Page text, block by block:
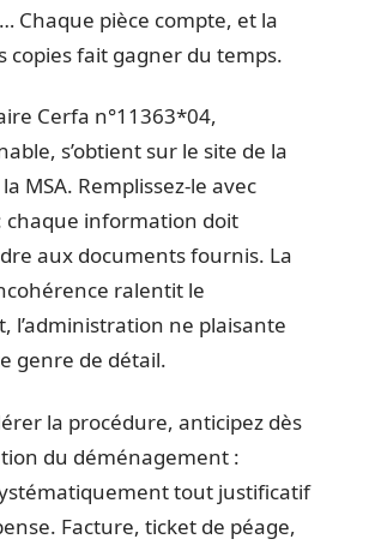
Chaque pièce compte, et la
copies fait gagner du temps.
Cerfa n°11363*04,
s’obtient sur le site de la
MSA. Remplissez-le avec
chaque information doit
aux documents fournis. La
ralentit le
l’administration ne plaisante
genre de détail.
la procédure, anticipez dès
du déménagement :
tout justificatif
Facture, ticket de péage,